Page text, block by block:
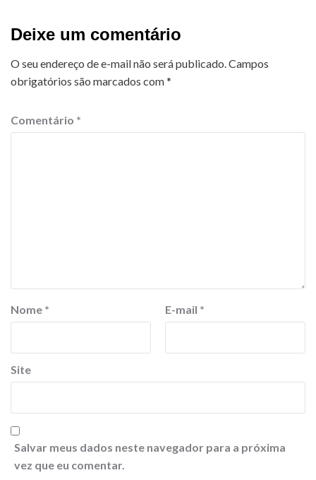
Deixe um comentário
O seu endereço de e-mail não será publicado. Campos
obrigatórios são marcados com*
Comentário *
Nome * E-mail *
Site
Salvar meus dados neste navegador para a próxima
vez que eu comentar.